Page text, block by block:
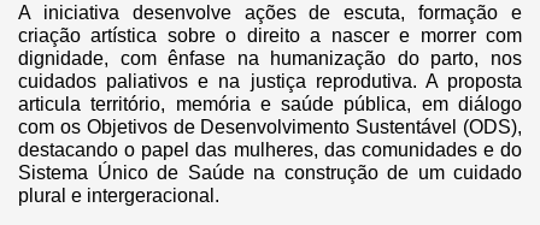
A iniciativa desenvolve ações de escuta, formação e
criação artística sobre o direito a nascer e morrer com
dignidade, com ênfase na humanização do parto, nos
cuidados paliativos e na justiça reprodutiva. A proposta
articula território, memória e saúde pública, em diálogo
com os Objetivos de Desenvolvimento Sustentável (ODS),
destacando o papel das mulheres, das comunidades e do
Sistema Único de Saúde na construção de um cuidado
plural e intergeracional.